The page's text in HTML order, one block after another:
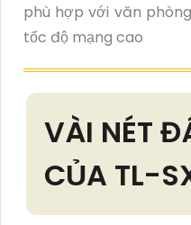
phù hợp với văn
tốc độ mạng cao
VÀI NÉT
CỦA TL-